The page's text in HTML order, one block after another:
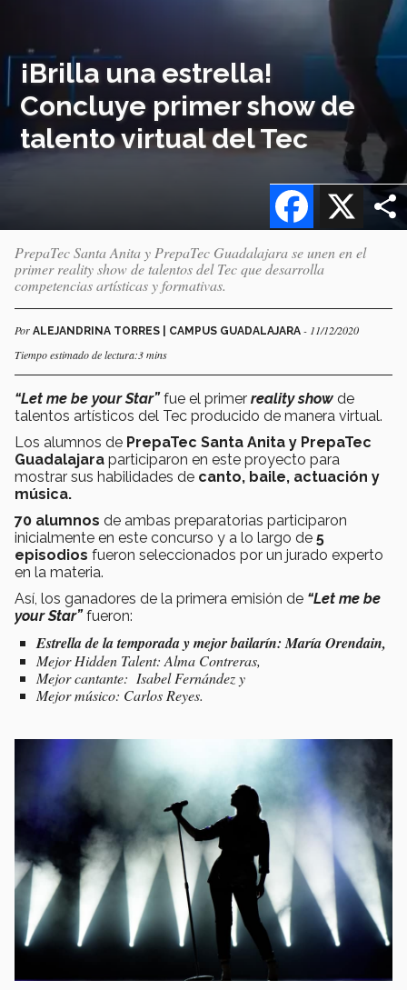
¡Brilla una estrella!
Concluye primer show de
talento virtual del Tec
X
Facebook
PrepaTec Santa Anita y PrepaTec Guadalajara se unen en el
primer reality show de talentos del Tec que desarrolla
competencias artísticas y formativas.
Por ALEJANDRINA TORRES | CAMPUS GUADALAJARA - 11/12/2020
Tiempo estimado de lectura:3 mins
“Let me be your Star”fue el primer reality show de
talentos artísticos del Tec producido de manera virtual.
Los alumnos de PrepaTec Santa Anita y PrepaTec
Guadalajara participaron en este proyecto para
mostrar sus habilidades de canto, baile, actuación y
música.
70 alumnos de ambas preparatorias participaron
inicialmente en este concurso y a lo largo de 5
episodios fueron seleccionados por un jurado experto
en la materia.
Así, los ganadores de la primera emisión de “Let me be
your Star”fueron:
Estrella de la temporada y mejor bailarín: María Orendain,
MejorHidden Talent: Alma Contreras,
Mejor cantante: Isabel Fernández y
Mejor músico: Carlos Reyes.